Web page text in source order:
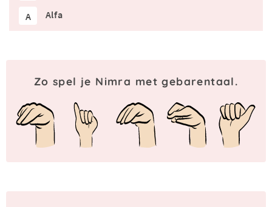
A Alfa
Zo spel je Nimra met gebarentaal.